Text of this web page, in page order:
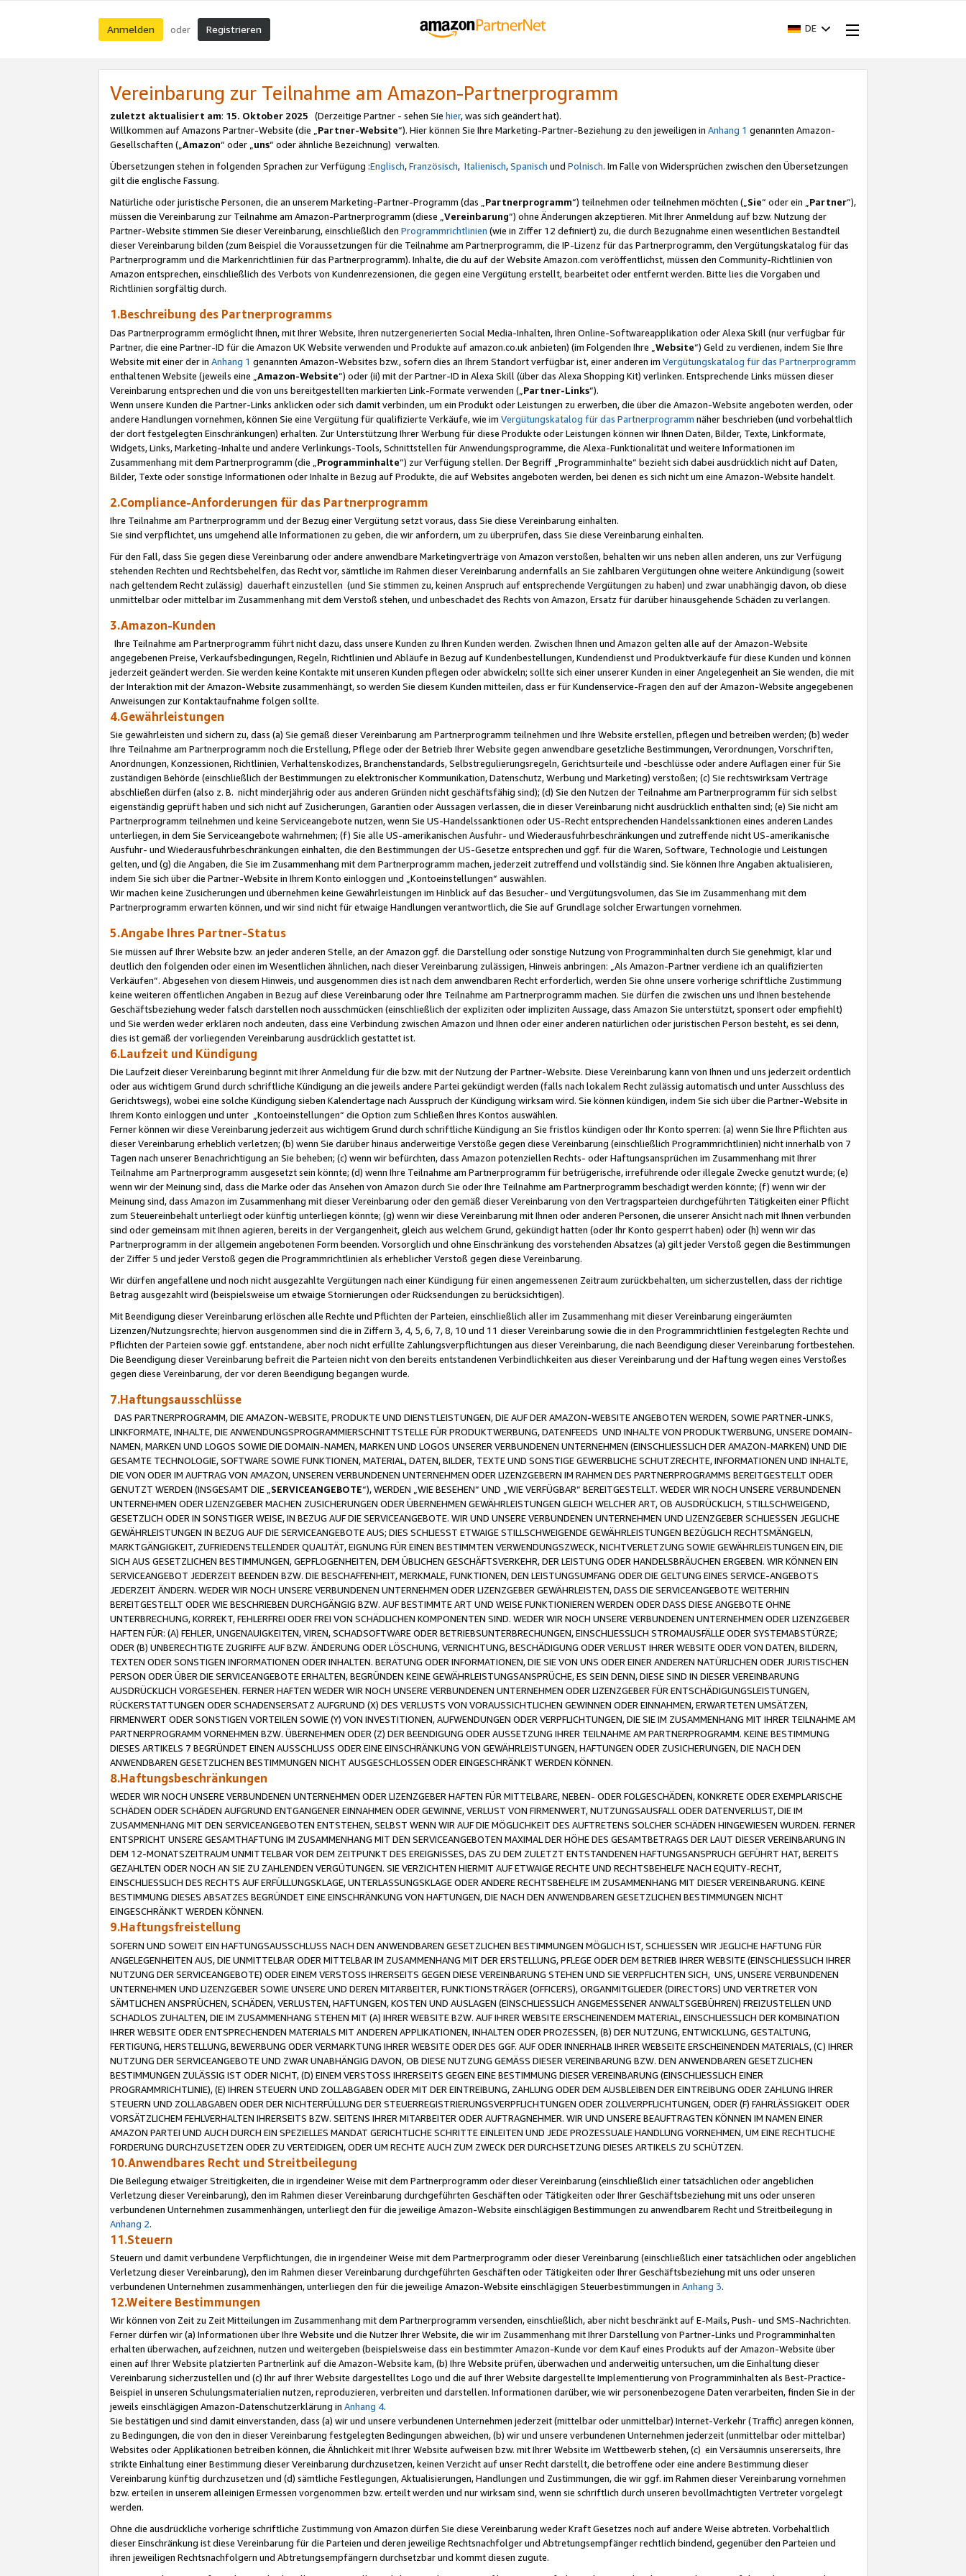
Anmelden oder Registrieren DE
Vereinbarung zur Teilnahme am Amazon-Partnerprogramm
zuletzt aktualisiert am: 15. Oktober 2025 (Derzeitige Partner - sehen Sie hier, was sich geändert hat).
Willkommen auf Amazons Partner-Website (die „Partner-Website“). Hier können Sie Ihre Marketing-Partner-Beziehung zu den jeweiligen in Anhang 1 genannten Amazon-
Gesellschaften („Amazon“ oder „uns“ oder ähnliche Bezeichnung) verwalten.
Übersetzungen stehen in folgenden Sprachen zur Verfügung :Englisch,Französisch, Italienisch,Spanisch und Polnisch. Im Falle von Widersprüchen zwischen den Übersetzungen
gilt die englische Fassung.
Natürliche oder juristische Personen, die an unserem Marketing-Partner-Programm (das „Partnerprogramm“) teilnehmen oder teilnehmen möchten („Sie“ oder ein „Partner“),
müssen die Vereinbarung zur Teilnahme am Amazon-Partnerprogramm (diese „Vereinbarung“) ohne Änderungen akzeptieren. Mit Ihrer Anmeldung auf bzw. Nutzung der
Partner-Website stimmen Sie dieser Vereinbarung, einschließlich den Programmrichtlinien (wie in Ziffer 12 definiert) zu, die durch Bezugnahme einen wesentlichen Bestandteil
dieser Vereinbarung bilden (zum Beispiel die Voraussetzungen für die Teilnahme am Partnerprogramm, die IP-Lizenz für das Partnerprogramm, den Vergütungskatalog für das
Partnerprogramm und die Markenrichtlinien für das Partnerprogramm). Inhalte, die du auf der Website Amazon.com veröffentlichst, müssen den Community-Richtlinien von
Amazon entsprechen, einschließlich des Verbots von Kundenrezensionen, die gegen eine Vergütung erstellt, bearbeitet oder entfernt werden. Bitte lies die Vorgaben und
Richtlinien sorgfältig durch.
1.Beschreibung des Partnerprogramms
Das Partnerprogramm ermöglicht Ihnen, mit Ihrer Website, Ihren nutzergenerierten Social Media-Inhalten, Ihren Online-Softwareapplikation oder Alexa Skill (nur verfügbar für
Partner, die eine Partner-ID für die Amazon UK Website verwenden und Produkte auf amazon.co.uk anbieten) (im Folgenden Ihre „ Website“) Geld zu verdienen, indem Sie Ihre
Website mit einer der in Anhang 1 genannten Amazon-Websites bzw., sofern dies an Ihrem Standort verfügbar ist, einer anderen im Vergütungskatalog für das Partnerprogramm
enthaltenen Website (jeweils eine „ Amazon-Website“) oder (ii) mit der Partner-ID in Alexa Skill (über das Alexa Shopping Kit) verlinken. Entsprechende Links müssen dieser
Vereinbarung entsprechen und die von uns bereitgestellten markierten Link-Formate verwenden („ Partner-Links“).
Wenn unsere Kunden die Partner-Links anklicken oder sich damit verbinden, um ein Produkt oder Leistungen zu erwerben, die über die Amazon-Website angeboten werden, oder
andere Handlungen vornehmen, können Sie eine Vergütung für qualifizierte Verkäufe, wie im Vergütungskatalog für das Partnerprogramm näher beschrieben (und vorbehaltlich
der dort festgelegten Einschränkungen) erhalten. Zur Unterstützung Ihrer Werbung für diese Produkte oder Leistungen können wir Ihnen Daten, Bilder, Texte, Linkformate,
Widgets, Links, Marketing-Inhalte und andere Verlinkungs-Tools, Schnittstellen für Anwendungsprogramme, die Alexa-Funktionalität und weitere Informationen im
Zusammenhang mit dem Partnerprogramm (die „ Programminhalte“) zur Verfügung stellen. Der Begriff „Programminhalte“ bezieht sich dabei ausdrücklich nicht auf Daten,
Bilder, Texte oder sonstige Informationen oder Inhalte in Bezug auf Produkte, die auf Websites angeboten werden, bei denen es sich nicht um eine Amazon-Website handelt.
2.Compliance-Anforderungen für das Partnerprogramm
Ihre Teilnahme am Partnerprogramm und der Bezug einer Vergütung setzt voraus, dass Sie diese Vereinbarung einhalten.
Sie sind verpflichtet, uns umgehend alle Informationen zu geben, die wir anfordern, um zu überprüfen, dass Sie diese Vereinbarung einhalten.
Für den Fall, dass Sie gegen diese Vereinbarung oder andere anwendbare Marketingverträge von Amazon verstoßen, behalten wir uns neben allen anderen, uns zur Verfügung
stehenden Rechten und Rechtsbehelfen, das Recht vor, sämtliche im Rahmen dieser Vereinbarung andernfalls an Sie zahlbaren Vergütungen ohne weitere Ankündigung (soweit
nach geltendem Recht zulässig) dauerhaft einzustellen (und Sie stimmen zu, keinen Anspruch auf entsprechende Vergütungen zu haben) und zwar unabhängig davon, ob diese
unmittelbar oder mittelbar im Zusammenhang mit dem Verstoß stehen, und unbeschadet des Rechts von Amazon, Ersatz für darüber hinausgehende Schäden zu verlangen.
3.Amazon-Kunden
Ihre Teilnahme am Partnerprogramm führt nicht dazu, dass unsere Kunden zu Ihren Kunden werden. Zwischen Ihnen und Amazon gelten alle auf der Amazon-Website
angegebenen Preise, Verkaufsbedingungen, Regeln, Richtlinien und Abläufe in Bezug auf Kundenbestellungen, Kundendienst und Produktverkäufe für diese Kunden und können
jederzeit geändert werden. Sie werden keine Kontakte mit unseren Kunden pflegen oder abwickeln; sollte sich einer unserer Kunden in einer Angelegenheit an Sie wenden, die mit
der Interaktion mit der Amazon-Website zusammenhängt, so werden Sie diesem Kunden mitteilen, dass er für Kundenservice-Fragen den auf der Amazon-Website angegebenen
Anweisungen zur Kontaktaufnahme folgen sollte.
4.Gewährleistungen
Sie gewährleisten und sichern zu, dass (a) Sie gemäß dieser Vereinbarung am Partnerprogramm teilnehmen und Ihre Website erstellen, pflegen und betreiben werden; (b) weder
Ihre Teilnahme am Partnerprogramm noch die Erstellung, Pflege oder der Betrieb Ihrer Website gegen anwendbare gesetzliche Bestimmungen, Verordnungen, Vorschriften,
Anordnungen, Konzessionen, Richtlinien, Verhaltenskodizes, Branchenstandards, Selbstregulierungsregeln, Gerichtsurteile und -beschlüsse oder andere Auflagen einer für Sie
zuständigen Behörde (einschließlich der Bestimmungen zu elektronischer Kommunikation, Datenschutz, Werbung und Marketing) verstoßen; (c) Sie rechtswirksam Verträge
abschließen dürfen (also z. B. nicht minderjährig oder aus anderen Gründen nicht geschäftsfähig sind); (d) Sie den Nutzen der Teilnahme am Partnerprogramm für sich selbst
eigenständig geprüft haben und sich nicht auf Zusicherungen, Garantien oder Aussagen verlassen, die in dieser Vereinbarung nicht ausdrücklich enthalten sind; (e) Sie nicht am
Partnerprogramm teilnehmen und keine Serviceangebote nutzen, wenn Sie US-Handelssanktionen oder US-Recht entsprechenden Handelssanktionen eines anderen Landes
unterliegen, in dem Sie Serviceangebote wahrnehmen; (f) Sie alle US-amerikanischen Ausfuhr- und Wiederausfuhrbeschränkungen und zutreffende nicht US-amerikanische
Ausfuhr- und Wiederausfuhrbeschränkungen einhalten, die den Bestimmungen der US-Gesetze entsprechen und ggf. für die Waren, Software, Technologie und Leistungen
gelten, und (g) die Angaben, die Sie im Zusammenhang mit dem Partnerprogramm machen, jederzeit zutreffend und vollständig sind. Sie können Ihre Angaben aktualisieren,
indem Sie sich über die Partner-Website in Ihrem Konto einloggen und „Kontoeinstellungen“ auswählen.
Wir machen keine Zusicherungen und übernehmen keine Gewährleistungen im Hinblick auf das Besucher- und Vergütungsvolumen, das Sie im Zusammenhang mit dem
Partnerprogramm erwarten können, und wir sind nicht für etwaige Handlungen verantwortlich, die Sie auf Grundlage solcher Erwartungen vornehmen.
5.Angabe Ihres Partner-Status
Sie müssen auf Ihrer Website bzw. an jeder anderen Stelle, an der Amazon ggf. die Darstellung oder sonstige Nutzung von Programminhalten durch Sie genehmigt, klar und
deutlich den folgenden oder einen im Wesentlichen ähnlichen, nach dieser Vereinbarung zulässigen, Hinweis anbringen: „Als Amazon-Partner verdiene ich an qualifizierten
Verkäufen“. Abgesehen von diesem Hinweis, und ausgenommen dies ist nach dem anwendbaren Recht erforderlich, werden Sie ohne unsere vorherige schriftliche Zustimmung
keine weiteren öffentlichen Angaben in Bezug auf diese Vereinbarung oder Ihre Teilnahme am Partnerprogramm machen. Sie dürfen die zwischen uns und Ihnen bestehende
Geschäftsbeziehung weder falsch darstellen noch ausschmücken (einschließlich der expliziten oder impliziten Aussage, dass Amazon Sie unterstützt, sponsert oder empfiehlt)
und Sie werden weder erklären noch andeuten, dass eine Verbindung zwischen Amazon und Ihnen oder einer anderen natürlichen oder juristischen Person besteht, es sei denn,
dies ist gemäß der vorliegenden Vereinbarung ausdrücklich gestattet ist.
6.Laufzeit und Kündigung
Die Laufzeit dieser Vereinbarung beginnt mit Ihrer Anmeldung für die bzw. mit der Nutzung der Partner-Website. Diese Vereinbarung kann von Ihnen und uns jederzeit ordentlich
oder aus wichtigem Grund durch schriftliche Kündigung an die jeweils andere Partei gekündigt werden (falls nach lokalem Recht zulässig automatisch und unter Ausschluss des
Gerichtswegs), wobei eine solche Kündigung sieben Kalendertage nach Ausspruch der Kündigung wirksam wird. Sie können kündigen, indem Sie sich über die Partner-Website in
Ihrem Konto einloggen und unter „Kontoeinstellungen“ die Option zum Schließen Ihres Kontos auswählen.
Ferner können wir diese Vereinbarung jederzeit aus wichtigem Grund durch schriftliche Kündigung an Sie fristlos kündigen oder Ihr Konto sperren: (a) wenn Sie Ihre Pflichten aus
dieser Vereinbarung erheblich verletzen; (b) wenn Sie darüber hinaus anderweitige Verstöße gegen diese Vereinbarung (einschließlich Programmrichtlinien) nicht innerhalb von 7
Tagen nach unserer Benachrichtigung an Sie beheben; (c) wenn wir befürchten, dass Amazon potenziellen Rechts- oder Haftungsansprüchen im Zusammenhang mit Ihrer
Teilnahme am Partnerprogramm ausgesetzt sein könnte; (d) wenn Ihre Teilnahme am Partnerprogramm für betrügerische, irreführende oder illegale Zwecke genutzt wurde; (e)
wenn wir der Meinung sind, dass die Marke oder das Ansehen von Amazon durch Sie oder Ihre Teilnahme am Partnerprogramm beschädigt werden könnte; (f) wenn wir der
Meinung sind, dass Amazon im Zusammenhang mit dieser Vereinbarung oder den gemäß dieser Vereinbarung von den Vertragsparteien durchgeführten Tätigkeiten einer Pflicht
zum Steuereinbehalt unterliegt oder künftig unterliegen könnte; (g) wenn wir diese Vereinbarung mit Ihnen oder anderen Personen, die unserer Ansicht nach mit Ihnen verbunden
sind oder gemeinsam mit Ihnen agieren, bereits in der Vergangenheit, gleich aus welchem Grund, gekündigt hatten (oder Ihr Konto gesperrt haben) oder (h) wenn wir das
Partnerprogramm in der allgemein angebotenen Form beenden. Vorsorglich und ohne Einschränkung des vorstehenden Absatzes (a) gilt jeder Verstoß gegen die Bestimmungen
der Ziffer 5 und jeder Verstoß gegen die Programmrichtlinien als erheblicher Verstoß gegen diese Vereinbarung.
Wir dürfen angefallene und noch nicht ausgezahlte Vergütungen nach einer Kündigung für einen angemessenen Zeitraum zurückbehalten, um sicherzustellen, dass der richtige
Betrag ausgezahlt wird (beispielsweise um etwaige Stornierungen oder Rücksendungen zu berücksichtigen).
Mit Beendigung dieser Vereinbarung erlöschen alle Rechte und Pflichten der Parteien, einschließlich aller im Zusammenhang mit dieser Vereinbarung eingeräumten
Lizenzen/Nutzungsrechte; hiervon ausgenommen sind die in Ziffern 3, 4, 5, 6, 7, 8, 10 und 11 dieser Vereinbarung sowie die in den Programmrichtlinien festgelegten Rechte und
Pflichten der Parteien sowie ggf. entstandene, aber noch nicht erfüllte Zahlungsverpflichtungen aus dieser Vereinbarung, die nach Beendigung dieser Vereinbarung fortbestehen.
Die Beendigung dieser Vereinbarung befreit die Parteien nicht von den bereits entstandenen Verbindlichkeiten aus dieser Vereinbarung und der Haftung wegen eines Verstoßes
gegen diese Vereinbarung, der vor deren Beendigung begangen wurde.
7.Haftungsausschlüsse
DAS PARTNERPROGRAMM, DIE AMAZON-WEBSITE, PRODUKTE UND DIENSTLEISTUNGEN, DIE AUF DER AMAZON-WEBSITE ANGEBOTEN WERDEN, SOWIE PARTNER-LINKS,
LINKFORMATE, INHALTE, DIE ANWENDUNGSPROGRAMMIERSCHNITTSTELLE FÜR PRODUKTWERBUNG, DATENFEEDS UND INHALTE VON PRODUKTWERBUNG, UNSERE DOMAIN-
NAMEN, MARKEN UND LOGOS SOWIE DIE DOMAIN-NAMEN, MARKEN UND LOGOS UNSERER VERBUNDENEN UNTERNEHMEN (EINSCHLIESSLICH DER AMAZON-MARKEN) UND DIE
GESAMTE TECHNOLOGIE, SOFTWARE SOWIE FUNKTIONEN, MATERIAL, DATEN, BILDER, TEXTE UND SONSTIGE GEWERBLICHE SCHUTZRECHTE, INFORMATIONEN UND INHALTE,
DIE VON ODER IM AUFTRAG VON AMAZON, UNSEREN VERBUNDENEN UNTERNEHMEN ODER LIZENZGEBERN IM RAHMEN DES PARTNERPROGRAMMS BEREITGESTELLT ODER
GENUTZT WERDEN (INSGESAMT DIE „ SERVICEANGEBOTE“), WERDEN „WIE BESEHEN“ UND „WIE VERFÜGBAR“ BEREITGESTELLT. WEDER WIR NOCH UNSERE VERBUNDENEN
UNTERNEHMEN ODER LIZENZGEBER MACHEN ZUSICHERUNGEN ODER ÜBERNEHMEN GEWÄHRLEISTUNGEN GLEICH WELCHER ART, OB AUSDRÜCKLICH, STILLSCHWEIGEND,
GESETZLICH ODER IN SONSTIGER WEISE, IN BEZUG AUF DIE SERVICEANGEBOTE. WIR UND UNSERE VERBUNDENEN UNTERNEHMEN UND LIZENZGEBER SCHLIESSEN JEGLICHE
GEWÄHRLEISTUNGEN IN BEZUG AUF DIE SERVICEANGEBOTE AUS; DIES SCHLIESST ETWAIGE STILLSCHWEIGENDE GEWÄHRLEISTUNGEN BEZÜGLICH RECHTSMÄNGELN,
MARKTGÄNGIGKEIT, ZUFRIEDENSTELLENDER QUALITÄT, EIGNUNG FÜR EINEN BESTIMMTEN VERWENDUNGSZWECK, NICHTVERLETZUNG SOWIE GEWÄHRLEISTUNGEN EIN, DIE
SICH AUS GESETZLICHEN BESTIMMUNGEN, GEPFLOGENHEITEN, DEM ÜBLICHEN GESCHÄFTSVERKEHR, DER LEISTUNG ODER HANDELSBRÄUCHEN ERGEBEN. WIR KÖNNEN EIN
SERVICEANGEBOT JEDERZEIT BEENDEN BZW. DIE BESCHAFFENHEIT, MERKMALE, FUNKTIONEN, DEN LEISTUNGSUMFANG ODER DIE GELTUNG EINES SERVICE-ANGEBOTS
JEDERZEIT ÄNDERN. WEDER WIR NOCH UNSERE VERBUNDENEN UNTERNEHMEN ODER LIZENZGEBER GEWÄHRLEISTEN, DASS DIE SERVICEANGEBOTE WEITERHIN
BEREITGESTELLT ODER WIE BESCHRIEBEN DURCHGÄNGIG BZW. AUF BESTIMMTE ART UND WEISE FUNKTIONIEREN WERDEN ODER DASS DIESE ANGEBOTE OHNE
UNTERBRECHUNG, KORREKT, FEHLERFREI ODER FREI VON SCHÄDLICHEN KOMPONENTEN SIND. WEDER WIR NOCH UNSERE VERBUNDENEN UNTERNEHMEN ODER LIZENZGEBER
HAFTEN FÜR: (A) FEHLER, UNGENAUIGKEITEN, VIREN, SCHADSOFTWARE ODER BETRIEBSUNTERBRECHUNGEN, EINSCHLIESSLICH STROMAUSFÄLLE ODER SYSTEMABSTÜRZE;
ODER (B) UNBERECHTIGTE ZUGRIFFE AUF BZW. ÄNDERUNG ODER LÖSCHUNG, VERNICHTUNG, BESCHÄDIGUNG ODER VERLUST IHRER WEBSITE ODER VON DATEN, BILDERN,
TEXTEN ODER SONSTIGEN INFORMATIONEN ODER INHALTEN. BERATUNG ODER INFORMATIONEN, DIE SIE VON UNS ODER EINER ANDEREN NATÜRLICHEN ODER JURISTISCHEN
PERSON ODER ÜBER DIE SERVICEANGEBOTE ERHALTEN, BEGRÜNDEN KEINE GEWÄHRLEISTUNGSANSPRÜCHE, ES SEIN DENN, DIESE SIND IN DIESER VEREINBARUNG
AUSDRÜCKLICH VORGESEHEN. FERNER HAFTEN WEDER WIR NOCH UNSERE VERBUNDENEN UNTERNEHMEN ODER LIZENZGEBER FÜR ENTSCHÄDIGUNGSLEISTUNGEN,
RÜCKERSTATTUNGEN ODER SCHADENSERSATZ AUFGRUND (X) DES VERLUSTS VON VORAUSSICHTLICHEN GEWINNEN ODER EINNAHMEN, ERWARTETEN UMSÄTZEN,
FIRMENWERT ODER SONSTIGEN VORTEILEN SOWIE (Y) VON INVESTITIONEN, AUFWENDUNGEN ODER VERPFLICHTUNGEN, DIE SIE IM ZUSAMMENHANG MIT IHRER TEILNAHME AM
PARTNERPROGRAMM VORNEHMEN BZW. ÜBERNEHMEN ODER (Z) DER BEENDIGUNG ODER AUSSETZUNG IHRER TEILNAHME AM PARTNERPROGRAMM. KEINE BESTIMMUNG
DIESES ARTIKELS 7 BEGRÜNDET EINEN AUSSCHLUSS ODER EINE EINSCHRÄNKUNG VON GEWÄHRLEISTUNGEN, HAFTUNGEN ODER ZUSICHERUNGEN, DIE NACH DEN
ANWENDBAREN GESETZLICHEN BESTIMMUNGEN NICHT AUSGESCHLOSSEN ODER EINGESCHRÄNKT WERDEN KÖNNEN.
8.Haftungsbeschränkungen
WEDER WIR NOCH UNSERE VERBUNDENEN UNTERNEHMEN ODER LIZENZGEBER HAFTEN FÜR MITTELBARE, NEBEN- ODER FOLGESCHÄDEN, KONKRETE ODER EXEMPLARISCHE
SCHÄDEN ODER SCHÄDEN AUFGRUND ENTGANGENER EINNAHMEN ODER GEWINNE, VERLUST VON FIRMENWERT, NUTZUNGSAUSFALL ODER DATENVERLUST, DIE IM
ZUSAMMENHANG MIT DEN SERVICEANGEBOTEN ENTSTEHEN, SELBST WENN WIR AUF DIE MÖGLICHKEIT DES AUFTRETENS SOLCHER SCHÄDEN HINGEWIESEN WURDEN. FERNER
ENTSPRICHT UNSERE GESAMTHAFTUNG IM ZUSAMMENHANG MIT DEN SERVICEANGEBOTEN MAXIMAL DER HÖHE DES GESAMTBETRAGS DER LAUT DIESER VEREINBARUNG IN
DEM 12-MONATSZEITRAUM UNMITTELBAR VOR DEM ZEITPUNKT DES EREIGNISSES, DAS ZU DEM ZULETZT ENTSTANDENEN HAFTUNGSANSPRUCH GEFÜHRT HAT, BEREITS
GEZAHLTEN ODER NOCH AN SIE ZU ZAHLENDEN VERGÜTUNGEN. SIE VERZICHTEN HIERMIT AUF ETWAIGE RECHTE UND RECHTSBEHELFE NACH EQUITY-RECHT,
EINSCHLIESSLICH DES RECHTS AUF ERFÜLLUNGSKLAGE, UNTERLASSUNGSKLAGE ODER ANDERE RECHTSBEHELFE IM ZUSAMMENHANG MIT DIESER VEREINBARUNG. KEINE
BESTIMMUNG DIESES ABSATZES BEGRÜNDET EINE EINSCHRÄNKUNG VON HAFTUNGEN, DIE NACH DEN ANWENDBAREN GESETZLICHEN BESTIMMUNGEN NICHT
EINGESCHRÄNKT WERDEN KÖNNEN.
9.Haftungsfreistellung
SOFERN UND SOWEIT EIN HAFTUNGSAUSSCHLUSS NACH DEN ANWENDBAREN GESETZLICHEN BESTIMMUNGEN MÖGLICH IST, SCHLIESSEN WIR JEGLICHE HAFTUNG FÜR
ANGELEGENHEITEN AUS, DIE UNMITTELBAR ODER MITTELBAR IM ZUSAMMENHANG MIT DER ERSTELLUNG, PFLEGE ODER DEM BETRIEB IHRER WEBSITE (EINSCHLIESSLICH IHRER
NUTZUNG DER SERVICEANGEBOTE) ODER EINEM VERSTOSS IHRERSEITS GEGEN DIESE VEREINBARUNG STEHEN UND SIE VERPFLICHTEN SICH, UNS, UNSERE VERBUNDENEN
UNTERNEHMEN UND LIZENZGEBER SOWIE UNSERE UND DEREN MITARBEITER, FUNKTIONSTRÄGER (OFFICERS), ORGANMITGLIEDER (DIRECTORS) UND VERTRETER VON
SÄMTLICHEN ANSPRÜCHEN, SCHÄDEN, VERLUSTEN, HAFTUNGEN, KOSTEN UND AUSLAGEN (EINSCHLIESSLICH ANGEMESSENER ANWALTSGEBÜHREN) FREIZUSTELLEN UND
SCHADLOS ZUHALTEN, DIE IM ZUSAMMENHANG STEHEN MIT (A) IHRER WEBSITE BZW. AUF IHRER WEBSITE ERSCHEINENDEM MATERIAL, EINSCHLIESSLICH DER KOMBINATION
IHRER WEBSITE ODER ENTSPRECHENDEN MATERIALS MIT ANDEREN APPLIKATIONEN, INHALTEN ODER PROZESSEN, (B) DER NUTZUNG, ENTWICKLUNG, GESTALTUNG,
FERTIGUNG, HERSTELLUNG, BEWERBUNG ODER VERMARKTUNG IHRER WEBSITE ODER DES GGF. AUF ODER INNERHALB IHRER WEBSEITE ERSCHEINENDEN MATERIALS, (C) IHRER
NUTZUNG DER SERVICEANGEBOTE UND ZWAR UNABHÄNGIG DAVON, OB DIESE NUTZUNG GEMÄSS DIESER VEREINBARUNG BZW. DEN ANWENDBAREN GESETZLICHEN
BESTIMMUNGEN ZULÄSSIG IST ODER NICHT, (D) EINEM VERSTOSS IHRERSEITS GEGEN EINE BESTIMMUNG DIESER VEREINBARUNG (EINSCHLIESSLICH EINER
PROGRAMMRICHTLINIE), (E) IHREN STEUERN UND ZOLLABGABEN ODER MIT DER EINTREIBUNG, ZAHLUNG ODER DEM AUSBLEIBEN DER EINTREIBUNG ODER ZAHLUNG IHRER
STEUERN UND ZOLLABGABEN ODER DER NICHTERFÜLLUNG DER STEUERREGISTRIERUNGSVERPFLICHTUNGEN ODER ZOLLVERPFLICHTUNGEN, ODER (F) FAHRLÄSSIGKEIT ODER
VORSÄTZLICHEM FEHLVERHALTEN IHRERSEITS BZW. SEITENS IHRER MITARBEITER ODER AUFTRAGNEHMER. WIR UND UNSERE BEAUFTRAGTEN KÖNNEN IM NAMEN EINER
AMAZON PARTEI UND AUCH DURCH EIN SPEZIELLES MANDAT GERICHTLICHE SCHRITTE EINLEITEN UND JEDE PROZESSUALE HANDLUNG VORNEHMEN, UM EINE RECHTLICHE
FORDERUNG DURCHZUSETZEN ODER ZU VERTEIDIGEN, ODER UM RECHTE AUCH ZUM ZWECK DER DURCHSETZUNG DIESES ARTIKELS ZU SCHÜTZEN.
10.Anwendbares Recht und Streitbeilegung
Die Beilegung etwaiger Streitigkeiten, die in irgendeiner Weise mit dem Partnerprogramm oder dieser Vereinbarung (einschließlich einer tatsächlichen oder angeblichen
Verletzung dieser Vereinbarung), den im Rahmen dieser Vereinbarung durchgeführten Geschäften oder Tätigkeiten oder Ihrer Geschäftsbeziehung mit uns oder unseren
verbundenen Unternehmen zusammenhängen, unterliegt den für die jeweilige Amazon-Website einschlägigen Bestimmungen zu anwendbarem Recht und Streitbeilegung in
Anhang 2.
11.Steuern
Steuern und damit verbundene Verpflichtungen, die in irgendeiner Weise mit dem Partnerprogramm oder dieser Vereinbarung (einschließlich einer tatsächlichen oder angeblichen
Verletzung dieser Vereinbarung), den im Rahmen dieser Vereinbarung durchgeführten Geschäften oder Tätigkeiten oder Ihrer Geschäftsbeziehung mit uns oder unseren
verbundenen Unternehmen zusammenhängen, unterliegen den für die jeweilige Amazon-Website einschlägigen Steuerbestimmungen in Anhang 3.
12.Weitere Bestimmungen
Wir können von Zeit zu Zeit Mitteilungen im Zusammenhang mit dem Partnerprogramm versenden, einschließlich, aber nicht beschränkt auf E-Mails, Push- und SMS-Nachrichten.
Ferner dürfen wir (a) Informationen über Ihre Website und die Nutzer Ihrer Website, die wir im Zusammenhang mit Ihrer Darstellung von Partner-Links und Programminhalten
erhalten überwachen, aufzeichnen, nutzen und weitergeben (beispielsweise dass ein bestimmter Amazon-Kunde vor dem Kauf eines Produkts auf der Amazon-Website über
einen auf Ihrer Website platzierten Partnerlink auf die Amazon-Website kam, (b) Ihre Website prüfen, überwachen und anderweitig untersuchen, um die Einhaltung dieser
Vereinbarung sicherzustellen und (c) Ihr auf Ihrer Website dargestelltes Logo und die auf Ihrer Website dargestellte Implementierung von Programminhalten als Best-Practice-
Beispiel in unseren Schulungsmaterialien nutzen, reproduzieren, verbreiten und darstellen. Informationen darüber, wie wir personenbezogene Daten verarbeiten, finden Sie in der
jeweils einschlägigen Amazon-Datenschutzerklärung in Anhang 4.
Sie bestätigen und sind damit einverstanden, dass (a) wir und unsere verbundenen Unternehmen jederzeit (mittelbar oder unmittelbar) Internet-Verkehr (Traffic) anregen können,
zu Bedingungen, die von den in dieser Vereinbarung festgelegten Bedingungen abweichen, (b) wir und unsere verbundenen Unternehmen jederzeit (unmittelbar oder mittelbar)
Websites oder Applikationen betreiben können, die Ähnlichkeit mit Ihrer Website aufweisen bzw. mit Ihrer Website im Wettbewerb stehen, (c) ein Versäumnis unsererseits, Ihre
strikte Einhaltung einer Bestimmung dieser Vereinbarung durchzusetzen, keinen Verzicht auf unser Recht darstellt, die betroffene oder eine andere Bestimmung dieser
Vereinbarung künftig durchzusetzen und (d) sämtliche Festlegungen, Aktualisierungen, Handlungen und Zustimmungen, die wir ggf. im Rahmen dieser Vereinbarung vornehmen
bzw. erteilen in unserem alleinigen Ermessen vorgenommen bzw. erteilt werden und nur wirksam sind, wenn sie schriftlich durch unseren bevollmächtigten Vertreter vorgelegt
werden.
Ohne die ausdrückliche vorherige schriftliche Zustimmung von Amazon dürfen Sie diese Vereinbarung weder Kraft Gesetzes noch auf andere Weise abtreten. Vorbehaltlich
dieser Einschränkung ist diese Vereinbarung für die Parteien und deren jeweilige Rechtsnachfolger und Abtretungsempfänger rechtlich bindend, gegenüber den Parteien und
ihren jeweiligen Rechtsnachfolgern und Abtretungsempfängern durchsetzbar und kommt diesen zugute.